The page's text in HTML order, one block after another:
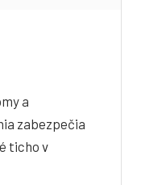
a
zabezpečia
ticho v